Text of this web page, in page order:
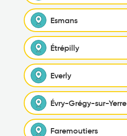
Esmans
Étrépilly
Everly
Évry-Grégy-sur-Yerre
Faremoutiers